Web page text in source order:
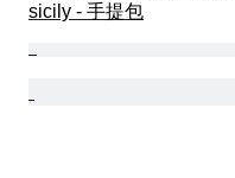
sicily - 手提包